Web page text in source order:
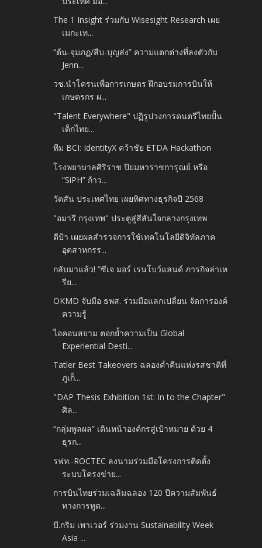
The 1 Insight ร่วมกับ Wisesight Research เผย
เมกะเท...
“ต้น-จุมภฏ/สืบ-บุญส่ง” ความแตกต่างที่ลงตัวกับ
Jenn...
วช.นำโดรนเพื่อการเกษตร​ ฝึกอบรมการบินให้
เกษตรกร​ ผ...
"Talent Everywhere" ปฏิรูปวงการดนตรีไทยปั้น
เด็กไทย...
ทีม BCI: IdentityX คว้าชัย ETDA Hackathon
โรงพยาบาลศิริราช ปิยมหาราชการุณย์ หรือ
“SiPH” ก้าว...
วัตสัน ประเทศไทย เผยทิศทางธุรกิจปี 2568​
"อมารี กรุงเทพ" ประตูสู่สีสันใจกลางกรุงเทพ
ดีป้า เผยผลสำรวจการใช้เทคโนโลยีดิจิทัลภาค
อุตสาหกรร...
กลับมาแล้ว! “ซีเจ มอร์ เรนโบว์แลนด์ ภารกิจล่าเห
รีย...
OKMD จับมือ ธพส. ร่วมมือแลกเปลี่ยน​ จัดการองค์
ความรู้
ไอคอนสยาม ตอกย้ำความเป็น Global
Experiential Desti...
Tatler Best Takeovers ฉลองค่ำคืนแห่งรสชาติที่
ภูเก็...
"DAP Thesis Exhibition 1st: In to the Chapter"
ศิล...
“กลุ่มพูลผล” เดินหน้าองค์กรสู่เป้าหมาย ด้วย 4
ธุรก...
รฟท.-ROCTEC ลงนามร่วมมือโครงการติดตั้ง
ระบบโครงข่าย...
การบินไทยร่วมเฉลิมฉลอง 120 ปีความสัมพันธ์
ทางการทูต...
บี.กริม เพาเวอร์ ร่วมงาน Sustainability Week
Asia ...